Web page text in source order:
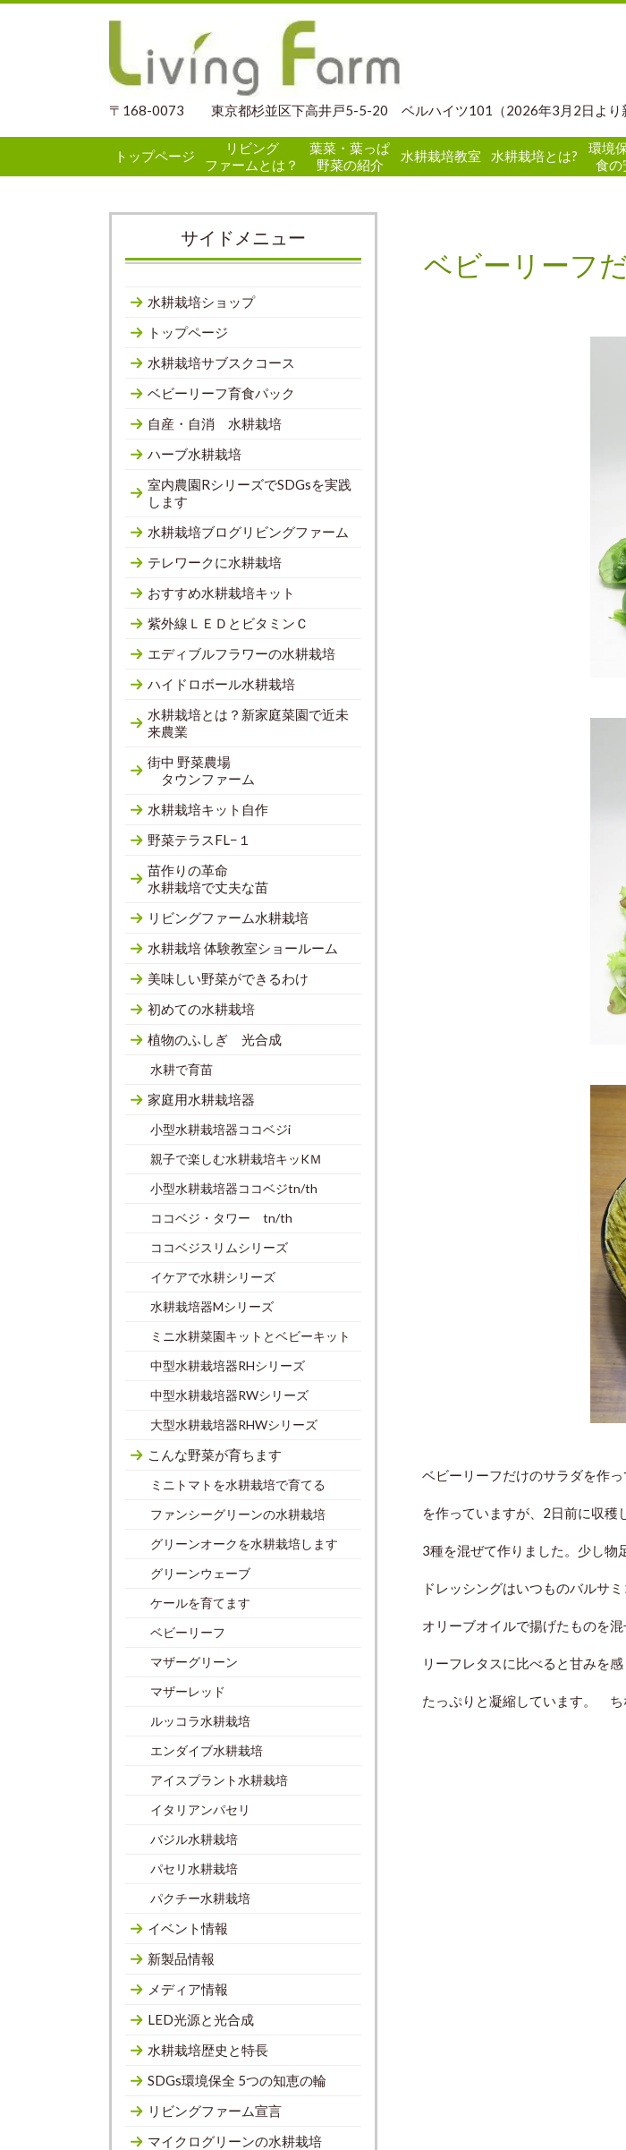
〒168-0073 東京都杉並区下高井戸5-5-20 ベルハイツ101（2026年3月2日より
トップページ
リビング
ファームとは？
葉菜・葉っぱ
野菜の紹介
水耕栽培教室 水耕栽培とは?
環境
食の
ベビーリー
ベビーリーフだけのサラダを作っ
を作っていますが、2日前に収穫
3種を混ぜて作りました。少し物
ドレッシングはいつものバルサ
オリーブオイルで揚げたものを
リーフレタスに比べると甘みを
たっぷり と凝縮しています。 ち
サイドメニュー
水耕栽培ショップ
トップページ
水耕栽培サブスクコース
ベビーリーフ育食パック
自産・自消 水耕栽培
ハーブ水耕栽培
室内農園RシリーズでSDGsを実践
します
水耕栽培ブログリビングファーム
テレワークに水耕栽培
おすすめ水耕栽培キット
紫外線ＬＥＤとビタミンＣ
エディブルフラワーの水耕栽培
ハイドロボール水耕栽培
水耕栽培とは？新家庭菜園で近未
来農業
街中 野菜農場
タウンファーム
水耕栽培キット自作
野菜テラスFL−１
苗作りの革命
水耕栽培で丈夫な苗
リビングファーム水耕栽培
水耕栽培 体験教室ショールーム
美味しい野菜ができるわけ
初めての水耕栽培
植物のふしぎ 光合成
水耕で育苗
家庭用水耕栽培器
小型水耕栽培器ココベジi
親子で楽しむ水耕栽培キッKＭ
小型水耕栽培器ココベジtn/th
ココベジ・タワー tn/th
ココベジスリムシリーズ
イケアで水耕シリーズ
水耕栽培器Mシリーズ
ミニ水耕菜園キットとベビーキット
中型水耕栽培器RHシリーズ
中型水耕栽培器RWシリーズ
大型水耕栽培器RHWシリーズ
こんな野菜が育ちます
ミニトマトを水耕栽培で育てる
ファンシーグリーンの水耕栽培
グリーンオークを水耕栽培します
グリーンウェーブ
ケールを育てます
ベビーリーフ
マザーグリーン
マザーレッド
ルッコラ水耕栽培
エンダイブ水耕栽培
アイスプラント水耕栽培
イタリアンパセリ
バジル水耕栽培
パセリ水耕栽培
パクチー水耕栽培
イベント情報
新製品情報
メディア情報
LED光源と光合成
水耕栽培歴史と特長
SDGs環境保全 5つの知恵の輪
リビングファーム宣言
マイクログリーンの水耕栽培